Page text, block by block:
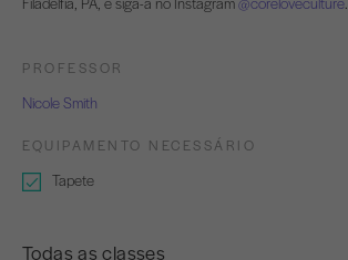
PROFESSOR
Nicole Smith
EQUIPAMENTO NECESSÁRIO
Tapete
Todas as classes